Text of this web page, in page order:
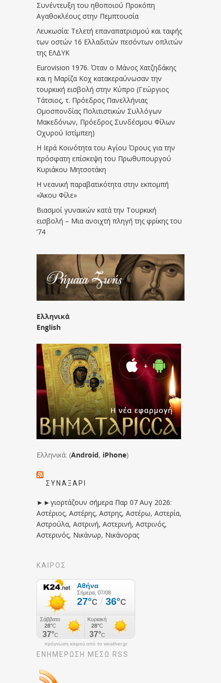
Συνέντευξη του ηθοποιού Προκόπη
Αγαθοκλέους στην Πεμπτουσία
Λευκωσία: Τελετή επαναπατρισμού και ταφής
των οστών 16 Ελλαδιτών πεσόντων οπλιτών
της ΕΛΔΥΚ
Eurovision 1976. Όταν ο Μάνος Χατζηδάκης
και η Μαρίζα Κοχ κατακεραύνωσαν την
τουρκική εισβολή στην Κύπρο (Γεώργιος
Τάτσιος, τ. Πρόεδρος Πανελλήνιας
Ομοσπονδίας Πολιτιστικών Συλλόγων
Μακεδόνων, Πρόεδρος Συνδέσμου Φίλων
Οχυρού Ιστίμπεη)
Η Ιερά Κοινότητα του Αγίου Όρους για την
πρόσφατη επίσκεψη του Πρωθυπουργού
Κυριάκου Μητσοτάκη
Η νεανική παραβατικότητα στην εκπομπή
«Άκου Φίλε»
Βιασμοί γυναικών κατά την Τουρκική
εισβολή – Μια ανοιχτή πληγή της φρίκης του
’74
Ελληνικά
English
Ελληνικά: (Android, iPhone)
ΣΥΝΑΞΆΡΙ
►►γιορτάζουν σήμερα Παρ 07 Αυγ 2026:
Αστέριος, Αστέρης, Αστρης, Αστέρω, Αστερία,
Αστρούλα, Αστρινή, Αστερινή, Αστρινός,
Αστερινός, Νικάνωρ, Νικάνορας
ΚΑΙΡΟΣ
πρόγνωση καιρού από το weather.gr
ΕΝΗΜΈΡΩΣΉ ΜΕΣΩ RSS